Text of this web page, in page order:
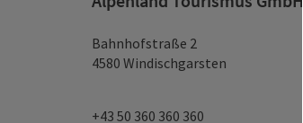
Bahnhofstraße 2
4580 Windischgarsten
+43 50 360 360 360